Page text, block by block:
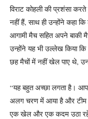
विराट कोहली की प्रशंसा
नहीं हैं, साथ ही उन्होंने कहा
आगामी मैच सहित अपने बाकी
उन्होंने यह भी उल्लेख किया
छह मैचों में नहीं खेल पाए थे,
“यह बहुत अच्छा लगता है।
अलग चरण में आया है और टीम
एक खेल और एक कदम उठा रहे